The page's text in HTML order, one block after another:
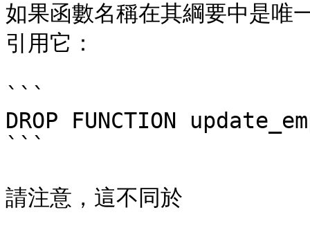
如果函數名稱在其綱要中是唯
引用它：
```
DROP FUNCTION
```
請注意，這不同於